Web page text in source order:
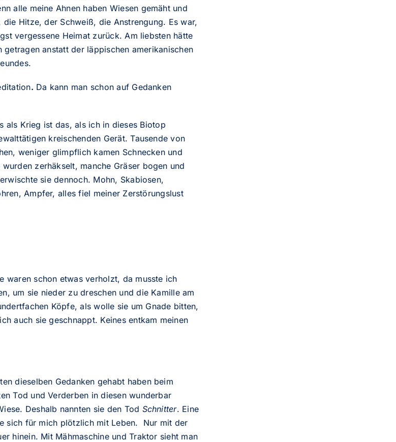
alle meine Ahnen haben Wiesen gemäht und
die Hitze, der Schweiß, die Anstrengung. Es war,
vergessene Heimat zurück. Am liebsten hätte
getragen anstatt der läppischen amerikanischen
. Da kann man schon auf Gedanken
als Krieg ist das, als ich in dieses Biotop
kreischenden Gerät. Tausende von
weniger glimpflich kamen Schnecken und
zerhäkselt, manche Gräser bogen und
sie dennoch. Mohn, Skabiosen,
Ampfer, alles fiel meiner Zerstörungslust
waren schon etwas verholzt, da musste ich
um sie nieder zu dreschen und die Kamille am
Köpfe, als wolle sie um Gnade bitten,
auch sie geschnappt. Keines entkam meinen
dieselben Gedanken gehabt haben beim
Tod und Verderben in diesen wunderbar
Deshalb nannten sie den Tod Schnitter. Eine
sich für mich plötzlich mit Leben. Nur mit der
hinein. Mit Mähmaschine und Traktor sieht man